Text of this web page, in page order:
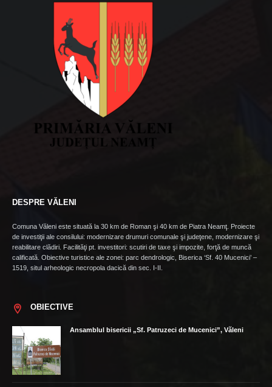
DESPRE VĂLENI
Comuna Văleni este situată la 30 km de Roman şi 40 km de Piatra Neamţ. Proiecte
de investiţii ale consilului: modernizare drumuri comunale şi judeţene, modernizare şi
reabilitare clădiri. Facilităţi pt. investitori: scutiri de taxe şi impozite, forţă de muncă
calificată. Obiective turistice ale zonei: parc dendrologic, Biserica ‘Sf. 40 Mucenici’ –
1519, situl arheologic necropola dacică din sec. I-II.
OBIECTIVE
Ansamblul bisericii „Sf. Patruzeci de Mucenici”, Văleni